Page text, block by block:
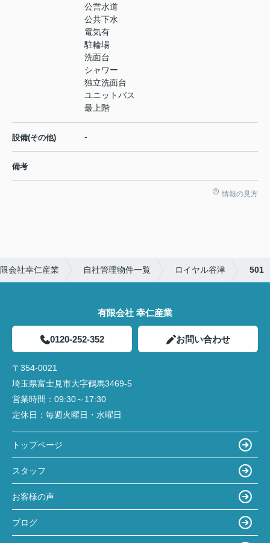
公営水道
公共下水
電気有
駐輪場
洗面台
シャワー
独立洗面台
ユニットバス
最上階
設備(その他) -
備考
情報の見方
会社幸仁産業 自社管理物件一覧 ロイヤル谷津 501
有限会社 幸仁産業
0120-252-352 お問い合わせ
〒354-0021
埼玉県富士見市大字鶴馬3469-5
営業時間： 09:30～17:30
定休日： 毎週火曜日・水曜日
トップページ
スタッフ
お客様の声
ブログ